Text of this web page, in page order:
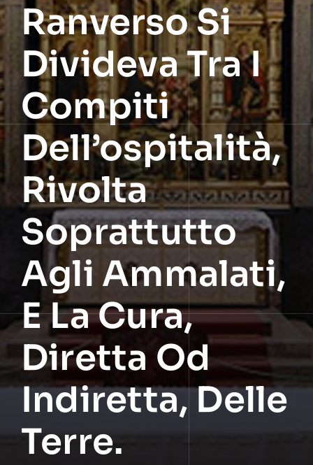
Ranverso Si
Divideva Tra I
Compiti
Dell’ospitalità,
Rivolta
Soprattutto
Agli Ammalati,
E La Cura,
Diretta Od
Indiretta, Delle
Terre.